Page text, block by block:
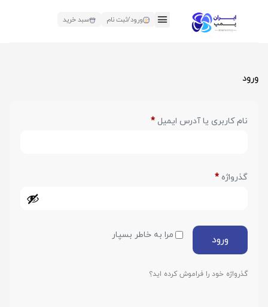
ورود/ثبت نام سبد خرید
ورود
نام کاربری یا آدرس ایمیل *
گذرواژه *
مرا به خاطر بسپار ورود
گذرواژه خود را فراموش کرده اید؟